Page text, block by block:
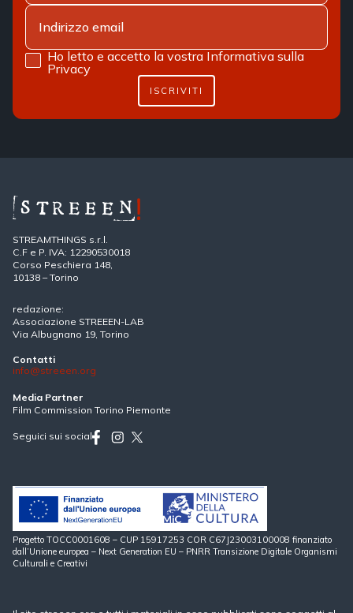
Ho letto e accetto la vostra Informativa sulla
Privacy
ISCRIVITI
STREAMTHINGS s.r.l.
C.F e P. IVA: 12290530018
Corso Peschiera 148,
10138 – Torino
redazione:
Associazione STREEEN-LAB
Via Albugnano 19, Torino
Contatti
info@streeen.org
Media Partner
Film Commission Torino Piemonte
Seguici sui social
Progetto TOCC0001608 – CUP 15917253 COR C67J23003100008 finanziato
dall’Unione europea – Next Generation EU – PNRR Transizione Digitale Organismi
Culturali e Creativi